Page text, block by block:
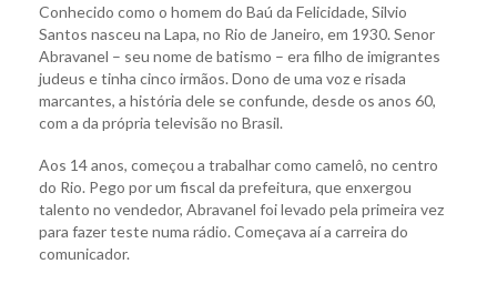
Conhecido como o homem do Baú da Felicidade, Silvio
Santos nasceu na Lapa, no Rio de Janeiro, em 1930. Senor
Abravanel – seu nome de batismo – era filho de imigrantes
judeus e tinha cinco irmãos. Dono de uma voz e risada
marcantes, a história dele se confunde, desde os anos 60,
com a da própria televisão no Brasil.
Aos 14 anos, começou a trabalhar como camelô, no centro
do Rio. Pego por um fiscal da prefeitura, que enxergou
talento no vendedor, Abravanel foi levado pela primeira vez
para fazer teste numa rádio. Começava aí a carreira do
comunicador.